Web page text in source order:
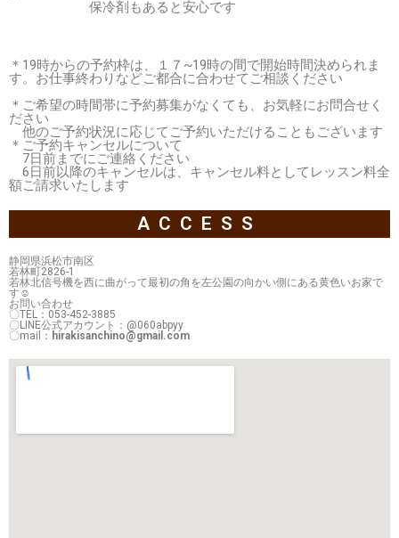
保冷剤もあると安心です
＊19時からの予約枠は、１７~19時の間で開始時間決められま
す。お仕事終わりなどご都合に合わせてご相談ください
＊ご希望の時間帯に予約募集がなくても、お気軽にお問合せく
ださい
他のご予約状況に応じてご予約いただけることもございます
＊ご予約キャンセルについて
7日前までにご連絡ください
6日前以降のキャンセルは、キャンセル料としてレッスン料全
額ご請求いたします
ACCESS
静岡県浜松市南区
若林町2826-1
若林北信号機を西に曲がって最初の角を左公園の向かい側にある黄色いお家で
す☺
お問い合わせ
〇TEL：053-452-3885
〇LINE公式アカウント：@060abpyy
〇mail： hirakisanchino@gmail.com